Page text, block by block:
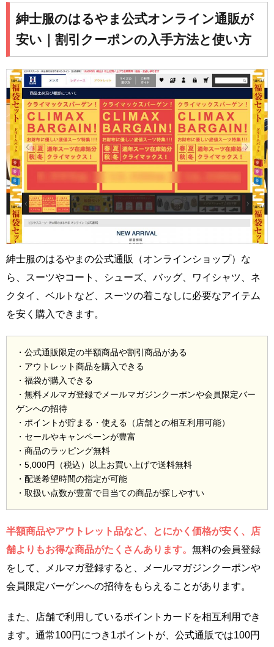
紳士服のはるやま公式オンライン通販が
安い｜割引クーポンの入手方法と使い方
紳士服のはるやまの公式通販（オンラインショップ）な
ら、スーツやコート、シューズ、バッグ、ワイシャツ、ネ
クタイ、ベルトなど、スーツの着こなしに必要なアイテム
を安く購入できます。
・公式通販限定の半額商品や割引商品がある
・アウトレット商品を購入できる
・福袋が購入できる
・無料メルマガ登録でメールマガジンクーポンや会員限定バー
ゲンへの招待
・ポイントが貯まる・使える（店舗との相互利用可能）
・セールやキャンペーンが豊富
・商品のラッピング無料
・5,000円（税込）以上お買い上げで送料無料
・配送希望時間の指定が可能
・取扱い点数が豊富で目当ての商品が探しやすい
半額商品やアウトレット品など、とにかく価格が安く、店
舗よりもお得な商品がたくさんあります。 無料の会員登録
をして、メルマガ登録すると、メールマガジンクーポンや
会員限定バーゲンへの招待をもらえることがあります。
また、店舗で利用しているポイントカードを相互利用でき
ます。通常100円につき1ポイントが、公式通販では100円